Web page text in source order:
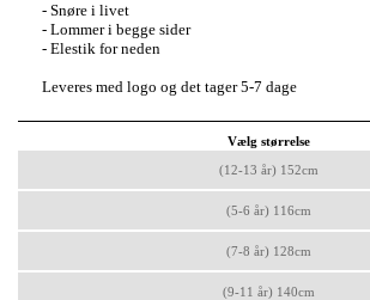
- Snøre i livet
- Lommer i begge sider
- Elestik for neden
Leveres med logo og det tager 5-7 dage
Vælg størrelse
(12-13 år) 152cm
(5-6 år) 116cm
(7-8 år) 128cm
(9-11 år) 140cm